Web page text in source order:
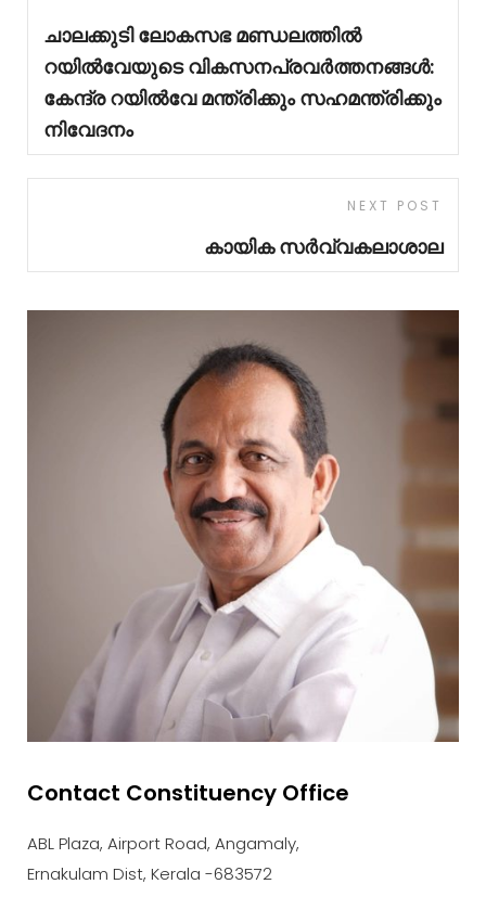
ചാലക്കുടി ലോകസഭ മണ്ഡലത്തിൽ
റയിൽവേയുടെ വികസനപ്രവർത്തനങ്ങൾ:
കേന്ദ്ര റയിൽവേ മന്ത്രിക്കും സഹമന്ത്രിക്കും
നിവേദനം
NEXT POST
കായിക സർവ്വകലാശാല
Contact Constituency Office
ABL Plaza, Airport Road, Angamaly,
Ernakulam Dist, Kerala -683572